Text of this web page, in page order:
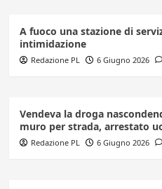
A fuoco una stazione di
intimidazione
Redazione PL 6 Giugno 2026
Vendeva la droga
muro per strada, arrestato
Redazione PL 6 Giugno 2026